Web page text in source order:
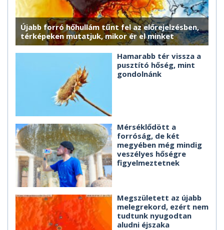
Újabb forró hőhullám tűnt fel az előrejelzésben,
térképeken mutatjuk, mikor ér el minket
Hamarabb tér vissza a
pusztító hőség, mint
gondolnánk
Mérséklődött a
forróság, de két
megyében még mindig
veszélyes hőségre
figyelmeztetnek
Megszületett az újabb
melegrekord, ezért nem
tudtunk nyugodtan
aludni éjszaka